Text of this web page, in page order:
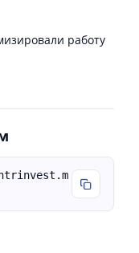
работу